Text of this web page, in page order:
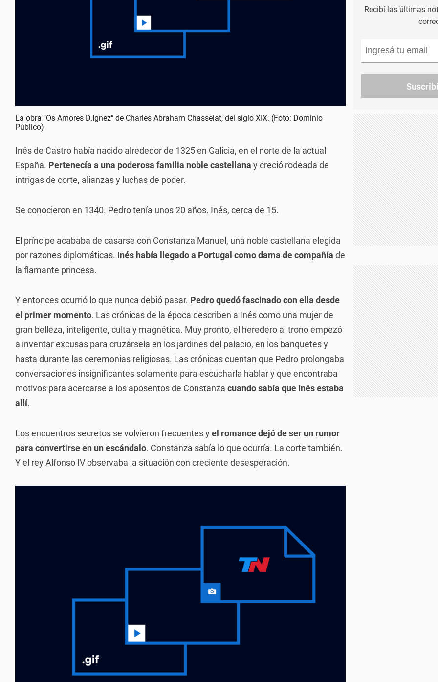
La obra "Os Amores D.Ignez" de Charles Abraham Chasselat, del siglo XIX. (Foto: Dominio
Público)
Inés de Castro había nacido alrededor de 1325 en Galicia, en el norte de la actual
España. Pertenecía a una poderosa familia noble castellana y creció rodeada de
intrigas de corte, alianzas y luchas de poder.
Se conocieron en 1340. Pedro tenía unos 20 años. Inés, cerca de 15.
El príncipe acababa de casarse con Constanza Manuel, una noble castellana elegida
por razones diplomáticas. Inés había llegado a Portugal como dama de compañía de
la flamante princesa.
Y entonces ocurrió lo que nunca debió pasar. Pedro quedó fascinado con ella desde
el primer momento. Las crónicas de la época describen a Inés como una mujer de
gran belleza, inteligente, culta y magnética. Muy pronto, el heredero al trono empezó
a inventar excusas para cruzársela en los jardines del palacio, en los banquetes y
hasta durante las ceremonias religiosas. Las crónicas cuentan que Pedro prolongaba
conversaciones insignificantes solamente para escucharla hablar y que encontraba
motivos para acercarse a los aposentos de Constanza cuando sabía que Inés estaba
allí.
Los encuentros secretos se volvieron frecuentes yel romance dejó de ser un rumor
para convertirse en un escándalo. Constanza sabía lo que ocurría. La corte también.
Y el rey Alfonso IV observaba la situación con creciente desesperación.
Recibí las últimas